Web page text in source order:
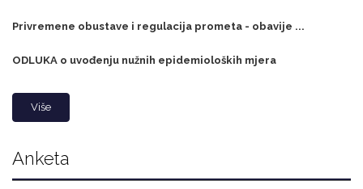
Privremene obustave i regulacija prometa - obavije ...
ODLUKA o uvođenju nužnih epidemioloških mjera
Više
Anketa